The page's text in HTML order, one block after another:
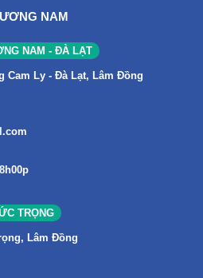
NAM
NAM - ĐÀ LẠT
Cam Ly - Đà Lạt, Lâm Đồng
TRỌNG
Lâm Đồng